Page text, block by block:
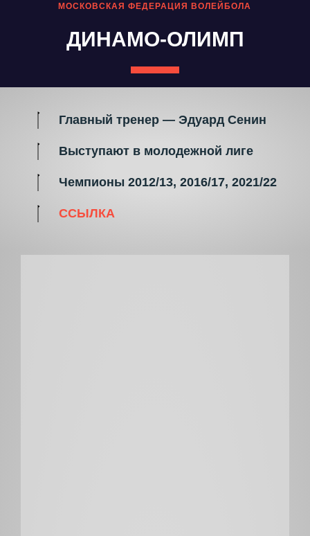
МОСКОВСКАЯ ФЕДЕРАЦИЯ ВОЛЕЙБОЛА
ДИНАМО-ОЛИМП
Главный тренер — Эдуард Сенин
Выступают в молодежной лиге
Чемпионы 2012/13, 2016/17, 2021/22
ССЫЛКА